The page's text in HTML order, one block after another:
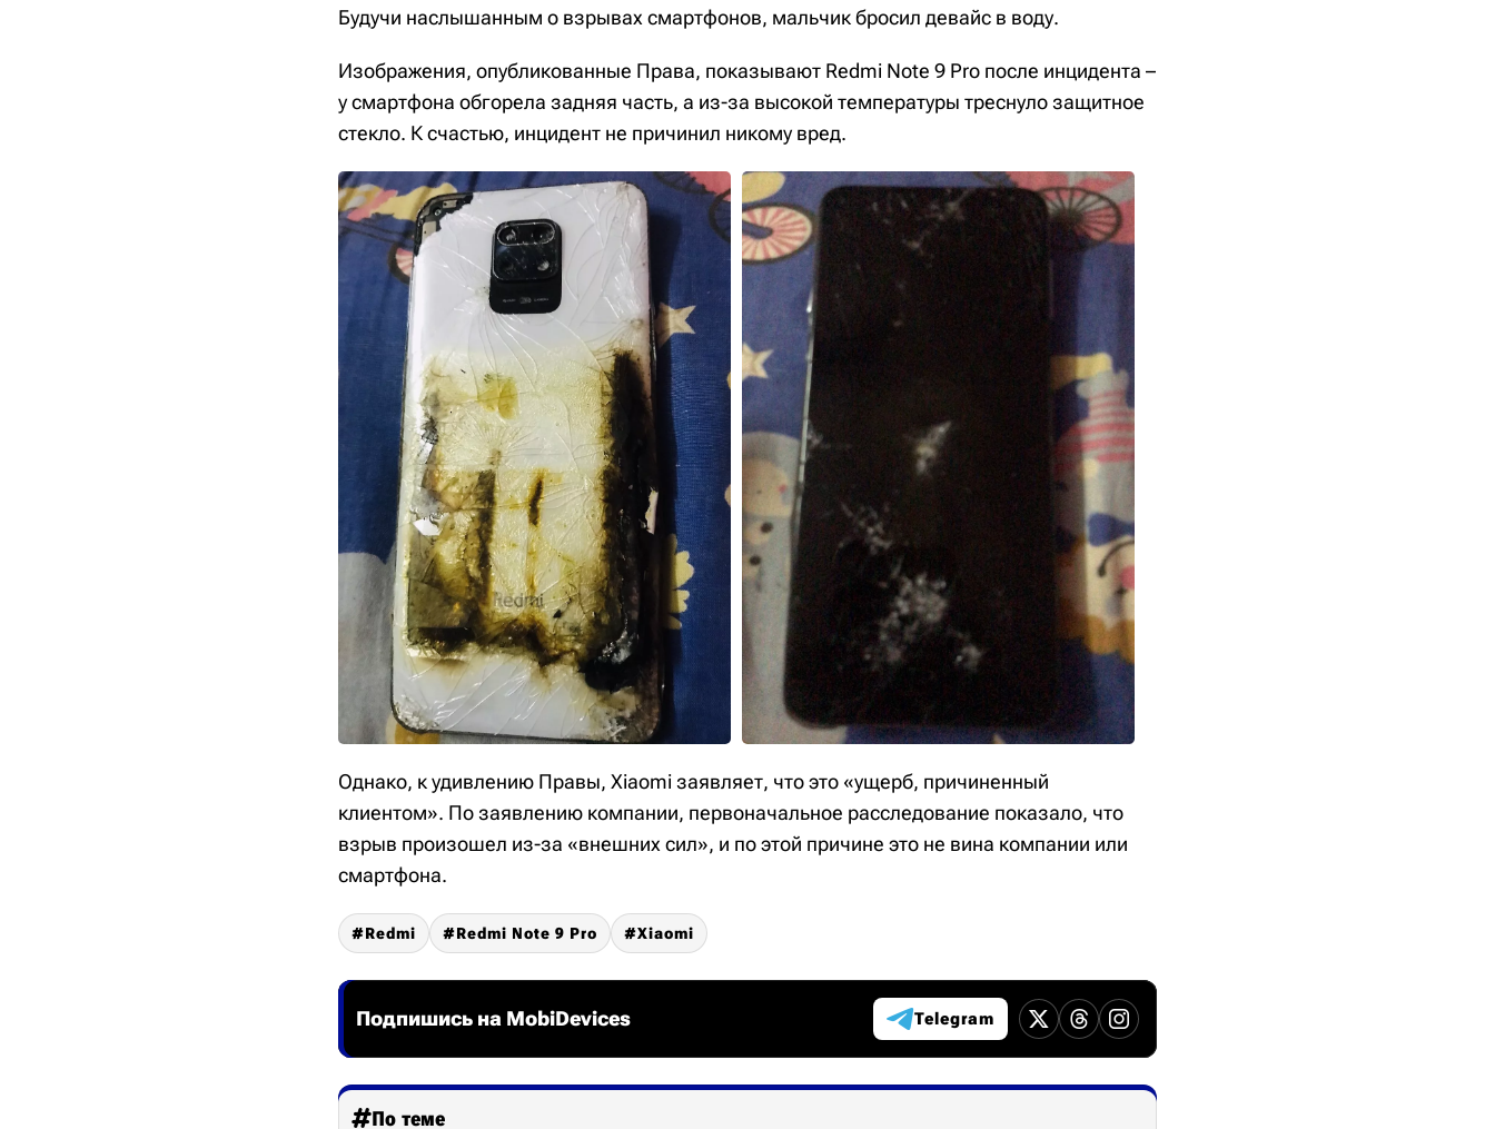
Будучи наслышанным о взрывах смартфонов, мальчик бросил девайс в воду.
Изображения, опубликованные Права, показывают Redmi Note 9 Pro после инцидента –
у смартфона обгорела задняя часть, а из-за высокой температуры треснуло защитное
стекло. К счастью, инцидент не причинил никому вред.
Однако, к удивлению Правы, Xiaomi заявляет, что это «ущерб, причиненный
клиентом». По заявлению компании, первоначальное расследование показало, что
взрыв произошел из-за «внешних сил», и по этой причине это не вина компании или
смартфона.
Redmi Redmi Note 9 Pro Xiaomi
Подпишись на MobiDevices Telegram
По теме